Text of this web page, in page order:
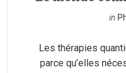
in
Les thérapies
parce qu’elles